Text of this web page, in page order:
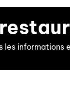
les